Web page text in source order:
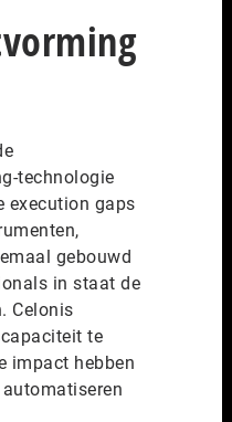
technologie
execution gaps
gebouwd
in staat de
Celonis
te
impact hebben